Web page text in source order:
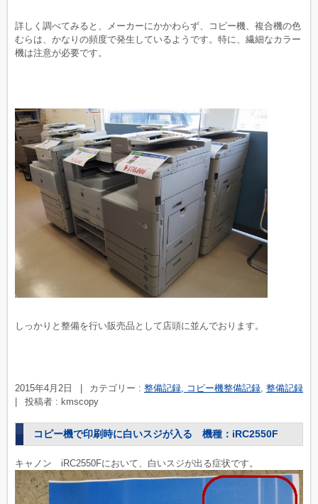
詳しく調べてみると、メーカーにかかわらず、コピー機、複合機の色
むらは、かなりの頻度で発生しているようです。特に、繊細なカラー
機は注意が必要です。
しっかりと整備を行い販売品として店頭に並んでおります。
2015年4月2日 カテゴリー : 整備記録, コピー機整備記録 整備記録
投稿者 : kmscopy
コピー機で印刷時に白いスジが入る 機種：iRC2550F
キャノン iRC2550Fにおいて、白いスジが出る症状です。